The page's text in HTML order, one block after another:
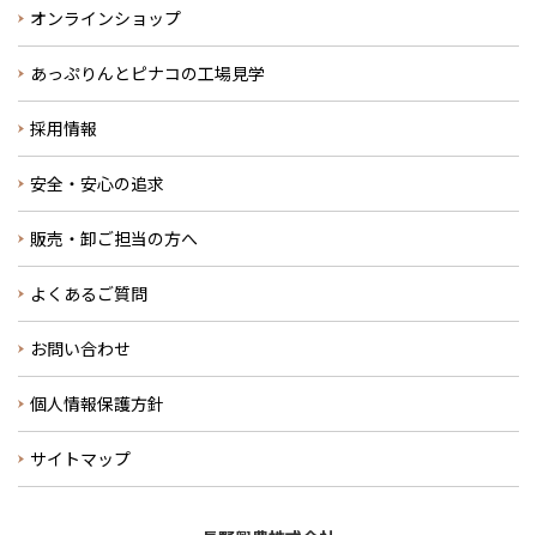
オンラインショップ
あっぷりんとピナコの工場見学
採用情報
安全・安心の追求
販売・卸ご担当の方へ
よくあるご質問
お問い合わせ
個人情報保護方針
サイトマップ